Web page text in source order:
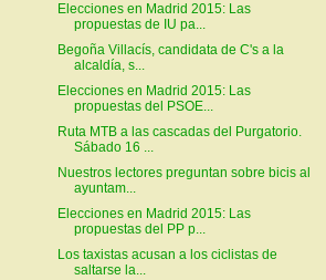
Elecciones en Madrid 2015: Las
propuestas de IU pa...
Begoña Villacís, candidata de C's a la
alcaldía, s...
Elecciones en Madrid 2015: Las
propuestas del PSOE...
Ruta MTB a las cascadas del Purgatorio.
Sábado 16 ...
Nuestros lectores preguntan sobre bicis al
ayuntam...
Elecciones en Madrid 2015: Las
propuestas del PP p...
Los taxistas acusan a los ciclistas de
saltarse la...